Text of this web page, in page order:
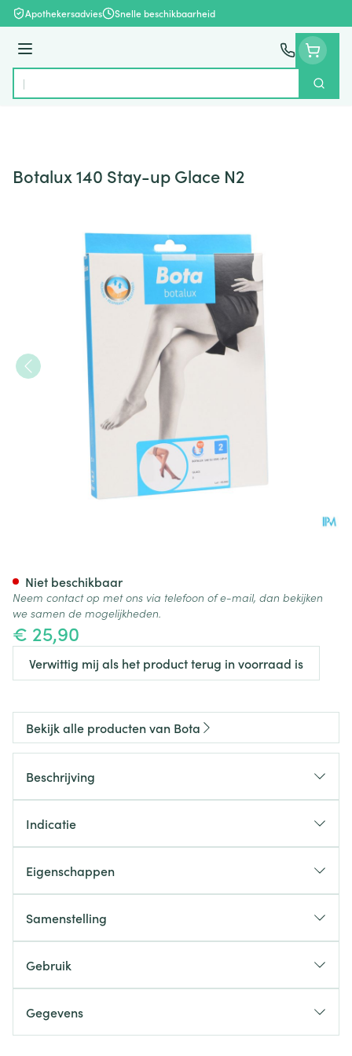
Ga naar de inhoud
Apothekersadvies Snelle beschikbaarheid
Menu
Product, merk, categorie...
Zoek
Botalux 140 Stay-up Glace N2
€ 25,90
Verwittig mij als het product terug in voorraad is
Niet beschikbaar
Neem contact op met ons via telefoon of e-mail, dan bekijken
we samen de mogelijkheden.
Bekijk alle producten van Bota
Beschrijving
Indicatie
Eigenschappen
Samenstelling
Gebruik
Gegevens